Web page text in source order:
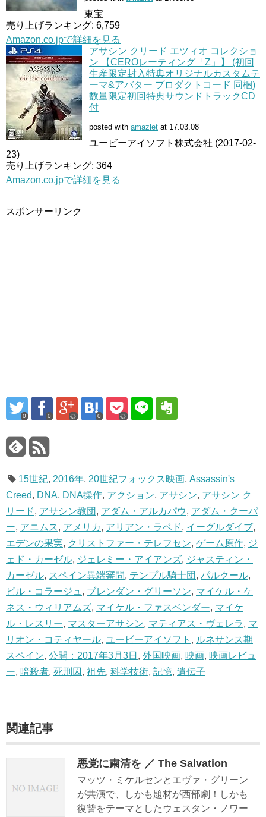
東宝
売り上げランキング: 6,759
Amazon.co.jpで詳細を見る
アサシン クリード エツィオ コレクショ
ン 【CEROレーティング「Z」】 (初回
生産限定封入特典オリジナルカスタムテ
ーマ&アバター プロダクトコード 同梱)
数量限定初回特典サウンドトラックCD
付
posted with amazlet at 17.03.08
ユービーアイソフト株式会社 (2017-02-
23)
売り上げランキング: 364
Amazon.co.jpで詳細を見る
スポンサーリンク
0 0 0
15世紀, 2016年, 20世紀フォックス映画, Assassin's
Creed, DNA, DNA操作, アクション, アサシン, アサシン ク
リード, アサシン教団 , アダム・アルカパウ, アダム・クーパ
ー, アニムス, アメリカ, アリアン・ラベド, イーグルダイブ,
エデンの果実, クリストファー・テレフセン, ゲーム原作, ジ
ェド・カーゼル, ジェレミー・アイアンズ, ジャスティン・
カーゼル, スペイン異端審問, テンプル騎士団 , パルクール,
ビル・コラージュ , ブレンダン・グリーソン, マイケル・ケ
ネス・ウィリアムズ, マイケル・ファスベンダー, マイケ
ル・レスリー, マスターアサシン, マティアス・ヴェレラ, マ
リオン・コティヤール, ユービーアイソフト , ルネサンス期
スペイン, 公開：2017年3月3日 , 外国映画, 映画, 映画レビュ
ー, 暗殺者, 死刑囚 , 祖先, 科学技術, 記憶, 遺伝子
関連記事
悪党に粛清を ／ The Salvation
マッツ・ミケルセンとエヴァ・グリーン
が共演で、しかも題材が西部劇！しかも
復讐をテーマとしたウェスタン・ノワー